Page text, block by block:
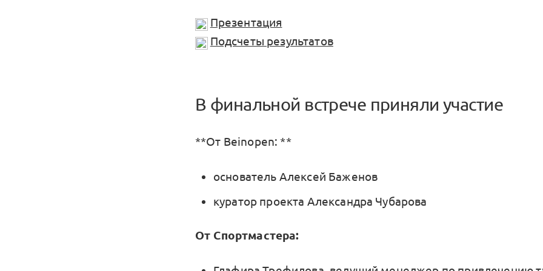
Презентация
Подсчеты результатов
В финальной встрече приняли участие
**От Beinopen: **
основатель Алексей Баженов
куратор проекта Александра Чубарова
От Спортмастера: